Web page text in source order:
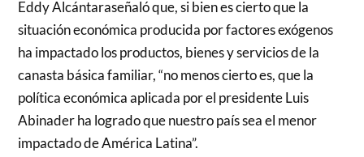
Eddy Alcántaraseñaló que, si bien es cierto que la
situación económica producida por factores exógenos
ha impactado los productos, bienes y servicios de la
canasta básica familiar, “no menos cierto es, que la
política económica aplicada por el presidente Luis
Abinader ha logrado que nuestro país sea el menor
impactado de América Latina”.